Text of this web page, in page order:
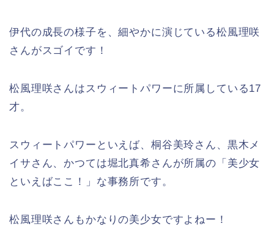
伊代の成長の様子を、細やかに演じている松風理咲
さんがスゴイです！
松風理咲さんはスウィートパワーに所属している17
才。
スウィートパワーといえば、桐谷美玲さん、黒木メ
イサさん、かつては堀北真希さんが所属の「美少女
といえばここ！」な事務所です。
松風理咲さんもかなりの美少女ですよねー！